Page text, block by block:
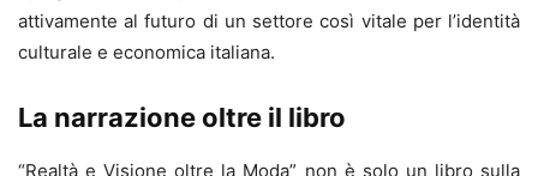
attivamente al futuro di un settore così vitale per l’identità
culturale e economica italiana.
La narrazione oltre il libro
“Realtà e Visione oltre la Moda” non è solo un libro sulla